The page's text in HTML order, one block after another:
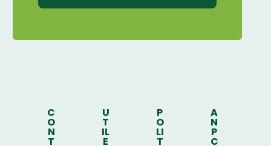
C
O
N
T
U
T
IL
E
P
O
LI
T
A
N
P
C